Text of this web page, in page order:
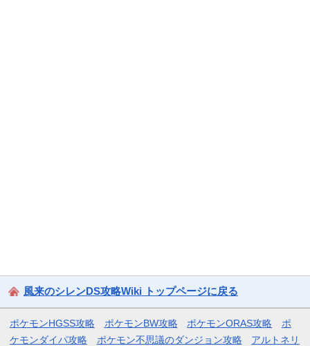
風来のシレンDS攻略Wiki トップページに戻る
ポケモンHGSS攻略 ポケモンBW攻略 ポケモンORAS攻略
ポ
ケモンダイパ攻略
ポケモン不思議のダンジョン攻略 アルトネリ